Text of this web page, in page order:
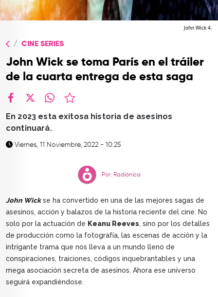
TOP
CONTACTO
John Wick 4.
CINE SERIES
John Wick se toma París en el tráiler
de la cuarta entrega de esta saga
En 2023 esta exitosa historia de asesinos
continuará.
Viernes, 11 Noviembre, 2022 - 10:25
Por: Radiónica
John Wickse ha convertido en una de las mejores sagas de
asesinos, acción y balazos de la historia reciente del cine. No
solo por la actuación de Keanu Reeves, sino por los detalles
de producción como la fotografía, las escenas de acción y la
intrigante trama que nos lleva a un mundo lleno de
conspiraciones, traiciones, códigos inquebrantables y una
mega asociación secreta de asesinos. Ahora ese universo
seguirá expandiéndose.